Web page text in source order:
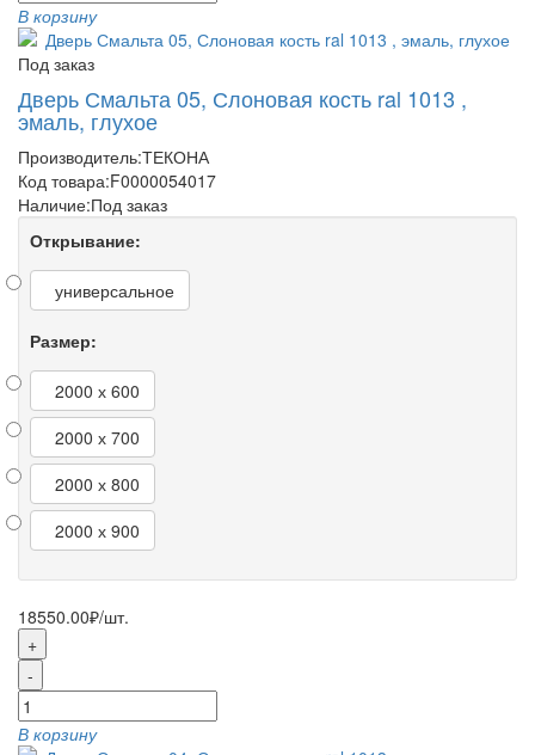
В корзину
Под заказ
Дверь Смальта 05, Слоновая кость ral 1013 ,
эмаль, глухое
Производитель:ТЕКОНА
Код товара:F0000054017
Наличие:Под заказ
Открывание:
универсальное
Размер:
2000 х 600
2000 х 700
2000 х 800
2000 х 900
18550.00₽/шт.
+
-
В корзину